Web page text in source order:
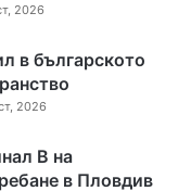
2026
в българското
2026
B на
в Пловдив